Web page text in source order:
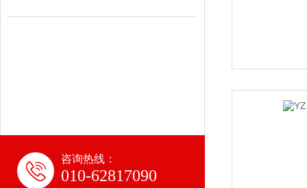
咨询热线：
010-62817090